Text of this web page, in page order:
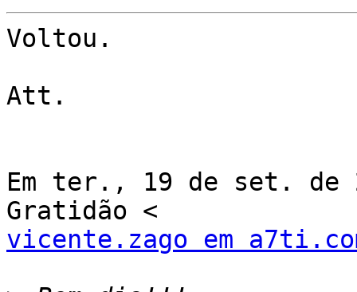
Voltou.
Att.
Em ter., 19 de set. de
vicente.zago em